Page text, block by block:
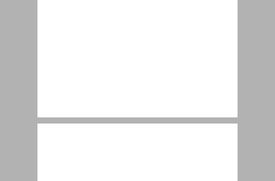
פיתוח מיומנויות של המאה ה-21 ... 8